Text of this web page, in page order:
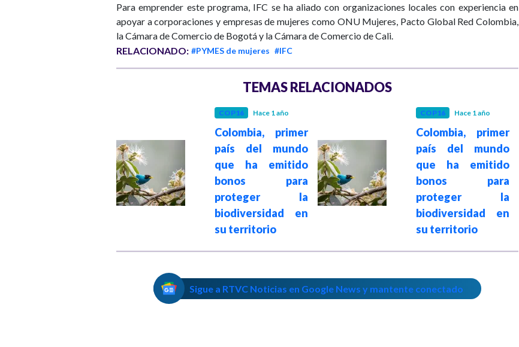
Para emprender este programa, IFC se ha aliado con organizaciones locales con experiencia en
apoyar a corporaciones y empresas de mujeres como ONU Mujeres, Pacto Global Red Colombia,
la Cámara de Comercio de Bogotá y la Cámara de Comercio de Cali.
RELACIONADO: #PYMES de mujeres #IFC
TEMAS RELACIONADOS
COP16 Hace 1 año
Colombia, primer
país del mundo
que ha emitido
bonos para
proteger la
biodiversidad en
su territorio
COP16 Hace 1 año
Colombia, primer
país del mundo
que ha emitido
bonos para
proteger la
biodiversidad en
su territorio
Sigue a RTVC Noticias en Google News y mantente conectado